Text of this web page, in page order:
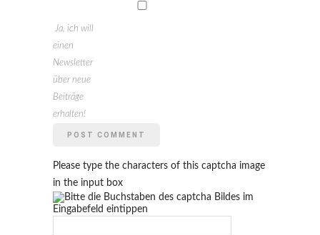
Ja, ich will
einen
Newsletter
über neue
Beiträge
erhalten!
Please type the characters of this captcha image
in the input box